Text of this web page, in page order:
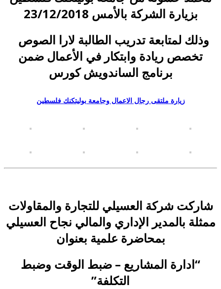
بزيارة الشركة بالأمس 23/12/2018
تخصص ريادة وابتكار في الأعمال ضمن
برنامج الساندويش كورس
زيارة ملتقى رجال الاعمال وجامعة بوليتكنك فلسطين
شاركتشركة العسيلي للتجارة والمقاولات
ممثلة بالمدير الإداري والمالي نجاح العسيلي
بمحاضرة علمية بعنوان
“ادارة المشاريع – ضبط الوقت وضبط
التكلفة”